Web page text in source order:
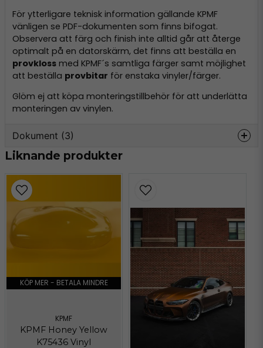
För ytterligare teknisk information gällande KPMF
vänligen se PDF-dokumenten som finns bifogat.
Observera att färg och finish inte alltid går att återge
optimalt på en datorskärm, det finns att beställa en
provkloss med KPMF´s samtliga färger samt möjlighet
att beställa provbitar för enstaka vinyler/färger.
Glöm ej att köpa monteringstillbehör för att underlätta
monteringen av vinylen.
Dokument (3)
k75400-k75500-kpmf.pdf
319.47 KB
kpmf-vinyl-instructions.pdf
443.40 KB
vws-application-guide.pdf Hämta
Liknande produkter
KÖP MER - BETALA MINDRE
KPMF
KPMF Honey Yellow
K75436 Vinyl